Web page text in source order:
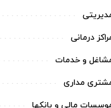
درمانی
و خدمات
مداری
مالی و بانکها